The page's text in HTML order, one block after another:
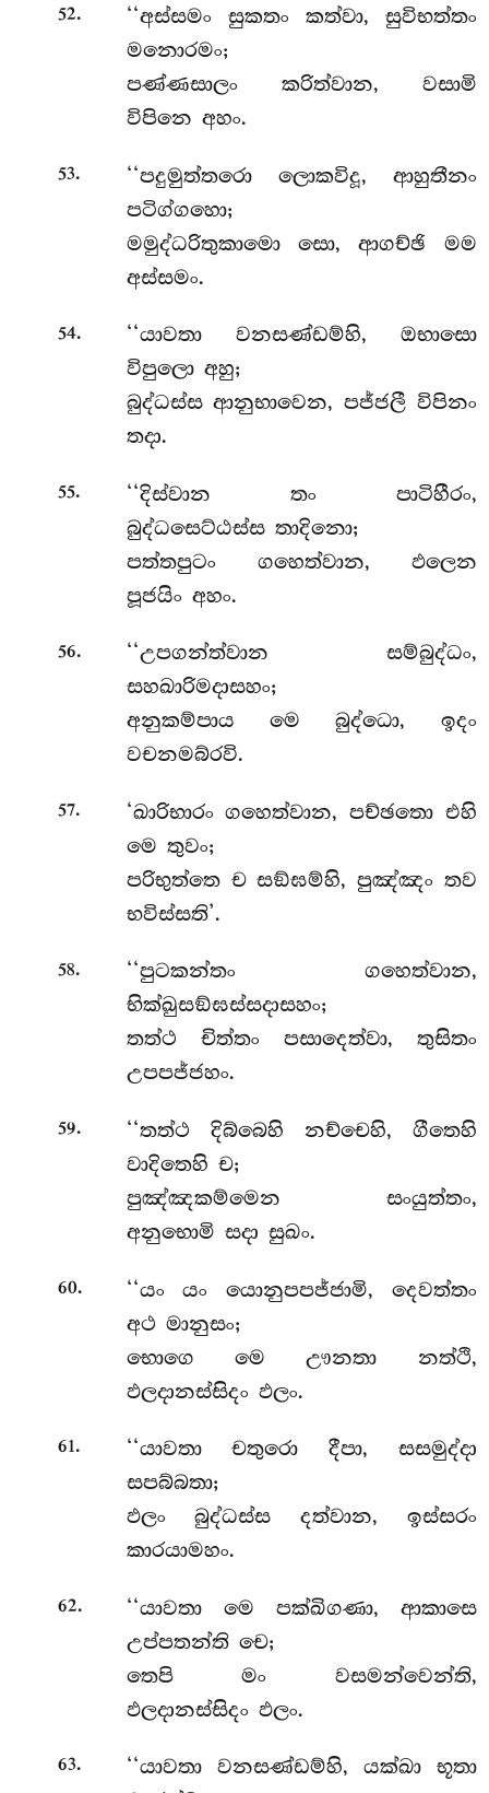
52. ‘‘අස්සමං සුකතං කත්වා, සුවිභත්තං
මනොරමං;
පණ්ණසාලං කරිත්වාන, වසාමි
විපිනෙ අහං.
53.
‘‘පදුමුත්තරො ලොකවිදූ, ආහුතීනං
පටිග්ගහො;
මමුද්ධරිතුකාමො සො, ආගච්ඡි මම
අස්සමං.
54.
‘‘යාවතා වනසණ්ඩම්හි, ඔභාසො
විපුලො අහු;
බුද්ධස්ස ආනුභාවෙන, පජ්ජලී විපිනං
තදා.
55.
‘‘දිස්වාන තං පාටිහීරං,
බුද්ධසෙට්ඨස්ස තාදිනො;
පත්තපුටං ගහෙත්වාන, ඵලෙන
පූජයිං අහං.
56.
‘‘උපගන්ත්වාන සම්බුද්ධං,
සහඛාරිමදාසහං;
අනුකම්පාය මෙ බුද්ධො, ඉදං
වචනමබ්රවි.
57.
‘ඛාරිභාරං ගහෙත්වාන, පච්ඡතො එහි
මෙ තුවං;
පරිභුත්තෙ ච සඞ්ඝම්හි, පුඤ්ඤං තව
භවිස්සති’.
58.
‘‘පුටකන්තං ගහෙත්වාන,
භික්ඛුසඞ්ඝස්සදාසහං;
තත්ථ චිත්තං පසාදෙත්වා, තුසිතං
උපපජ්ජහං.
59.
‘‘තත්ථ දිබ්බෙහි නච්චෙහි, ගීතෙහි
වාදිතෙහි ච;
පුඤ්ඤකම්මෙන සංයුත්තං,
අනුභොමි සදා සුඛං.
60. ‘‘යංයං යොනුපපජ්ජාමි, දෙවත්තං
අථ මානුසං;
භොගෙ මෙ ඌනතා නත්ථි,
ඵලදානස්සිදං ඵලං.
61.
‘‘යාවතා චතුරො දීපා, සසමුද්දා
සපබ්බතා;
ඵලං බුද්ධස්ස දත්වාන, ඉස්සරං
කාරයාමහං.
62.
‘‘යාවතා මෙ පක්ඛිගණා, ආකාසෙ
උප්පතන්ති චෙ;
තෙපි මං වසමන්වෙන්ති,
ඵලදානස්සිදං ඵලං.
63.
‘‘යාවතා වනසණ්ඩම්හි, යක්ඛා භූතා